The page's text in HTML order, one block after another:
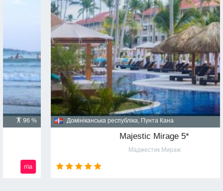
Домініканська республіка, Пунта Кана
Majestic Mirage 5*
Маджестик Мираж